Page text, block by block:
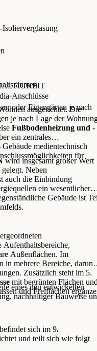
Anschlüsse
oder Eigengärten je nach
ausgerichtet. Die
je nach Lage der
Fußbodenheizung und -
ein zentrales
medientechnisch
für
wird insgesamt großer Wert
Neben
auch die Einbindung
ein wesentlicher
Gebäude ist
Aufenthaltsbereiche,
Außenflächen. Im
in mehrere Bereiche,
Zusätzlich steht im 5.
mit begrünten Flächen
und Freiflächen
eines neu entwickelten
nachhaltiger Bauweise
befindet sich im 9.
und teilt sich wie folgt